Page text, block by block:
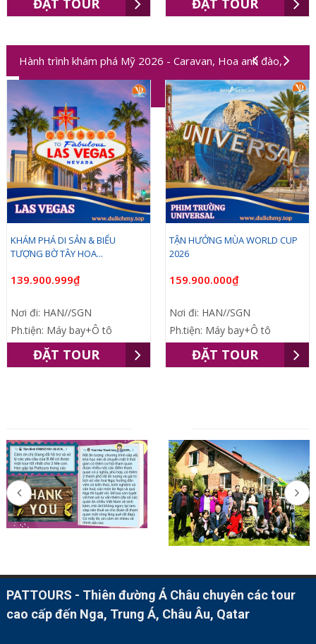
ĐẶT TOUR ĐẶT TOUR
Hành trình khám phá Mỹ 2026 - Caravan, Hoa anh đào,
Worldcup 2026
KHÁM PHÁ DI SẢN & BIỂU
TƯỢNG BỜ TÂY HOA...
139.900.999₫
Nơi đi: HAN//SGN
Ph.tiện: Máy bay+Ô tô
ĐẶT TOUR
TẬN HƯỞNG MÙA WORLD CUP
2026
159.900.000₫
Nơi đi: HAN//SGN
Ph.tiện: Máy bay+Ô tô
ĐẶT TOUR
PATTOURS - Thiên đường Á Châu chuyên các tour
cao cấp đến Nga, Trung Á, Châu Âu, Qatar